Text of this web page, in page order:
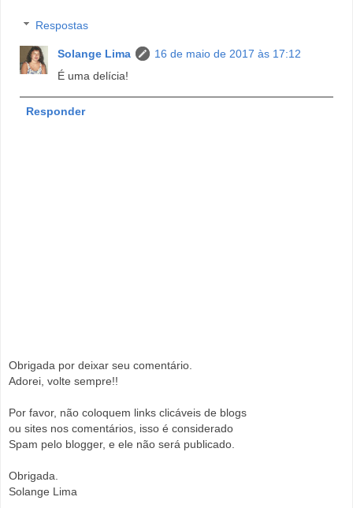
Respostas
Solange Lima
16 de maio de 2017 às 17:12
É uma delícia!
Responder
Obrigada por deixar seu comentário.
Adorei, volte sempre!!
Por favor, não coloquem links clicáveis de blogs
ou sites nos comentários, isso é considerado
Spam pelo blogger, e ele não será publicado.
Obrigada.
Solange Lima